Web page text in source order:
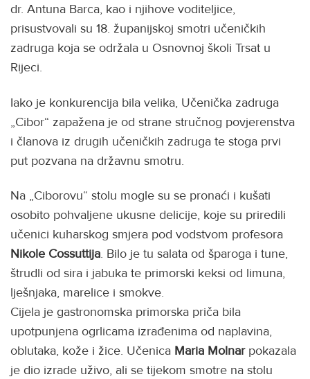
dr. Antuna Barca, kao i njihove voditeljice,
prisustvovali su 18. županijskoj smotri učeničkih
zadruga koja se održala u Osnovnoj školi Trsat u
Rijeci.
Iako je konkurencija bila velika, Učenička zadruga
„Cibor“ zapažena je od strane stručnog povjerenstva
i članova iz drugih učeničkih zadruga te stoga prvi
put pozvana na državnu smotru.
Na „Ciborovu“ stolu mogle su se pronaći i kušati
osobito pohvaljene ukusne delicije, koje su priredili
učenici kuharskog smjera pod vodstvom profesora
Nikole Cossuttija. Bilo je tu salata od šparoga i tune,
štrudli od sira i jabuka te primorski keksi od limuna,
lješnjaka, marelice i smokve.
Cijela je gastronomska primorska priča bila
upotpunjena ogrlicama izrađenima od naplavina,
oblutaka, kože i žice. Učenica Maria Molnarpokazala
je dio izrade uživo, ali se tijekom smotre na stolu